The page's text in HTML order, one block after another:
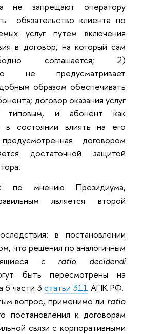
не запрещают оператору
обязательство клиента по
услуг путем включения
в договор, на который сам
соглашается; 2)
не предусматривает
образом обеспечивать
договор оказания услуг
типовым, и абонент как
в состоянии влиять на его
договором
достаточной защитой
по мнению Президиума,
является второй
в постановлении
что решения по аналогичным
с ratio decidendi
быть пересмотрены на
5 части 3статьи 311 АПК РФ.
вопрос, применимо ли ratio
постановления к договорам
связи с корпоративными